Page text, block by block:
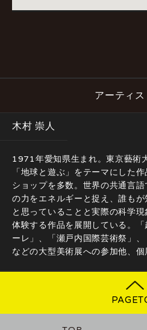
アーティ
木村 崇人
1971年愛知県生まれ。東京藝術
「地球と遊ぶ」をテーマにした
ショップを多数。世界の共通言語
の力をエネルギーと捉え、誰もが
と思っていることと実際の科学現
体験する作品を展開している。
ーレ」、「瀬戸内国際芸術祭」、
などの大型美術展への参加他、個